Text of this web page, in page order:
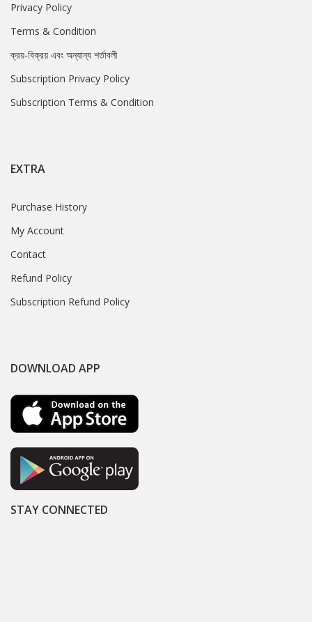
Privacy Policy
Terms & Condition
ক্রয়-বিক্রয় এবং অন্যান্য শর্তাবলী
Subscription Privacy Policy
Subscription Terms & Condition
EXTRA
Purchase History
My Account
Contact
Refund Policy
Subscription Refund Policy
DOWNLOAD APP
STAY CONNECTED